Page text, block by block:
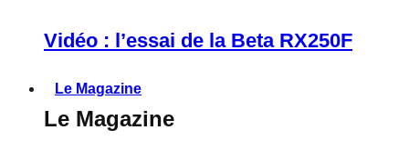
Vidéo : l’essai de la Beta RX250F
Le Magazine
Le Magazine